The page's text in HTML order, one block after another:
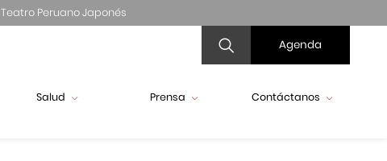
Teatro Peruano Japonés
Agenda
Salud Prensa Contáctanos